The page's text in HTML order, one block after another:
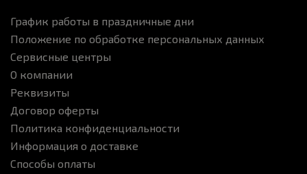
График работы в праздничные дни
Положение по обработке персональных данных
Сервисные центры
О компании
Реквизиты
Договор оферты
Политика конфиденциальности
Информация о доставке
Способы оплаты